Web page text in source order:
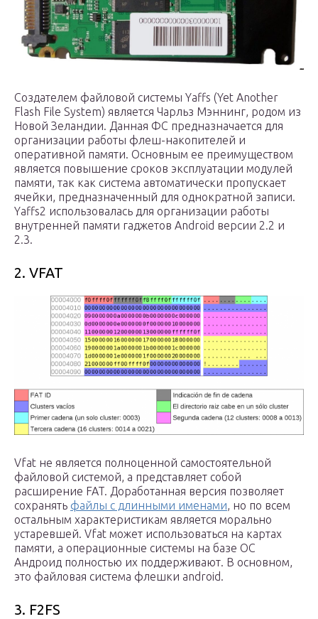
Создателем файловой системы Yaffs (Yet Another
Flash File System) является Чарльз Мэннинг, родом из
Новой Зеландии. Данная ФС предназначается для
организации работы флеш-накопителей и
оперативной памяти. Основным ее преимуществом
является повышение сроков эксплуатации модулей
памяти, так как система автоматически пропускает
ячейки, предназначенный для однократной записи.
Yaffs2 использовалась для организации работы
внутренней памяти гаджетов Android версии 2.2 и
2.3.
2. VFAT
Vfat не является полноценной самостоятельной
файловой системой, а представляет собой
расширение FAT. Доработанная версия позволяет
сохранять файлы с длинными именами, но по всем
остальным характеристикам является морально
устаревшей. Vfat может использоваться на картах
памяти, а операционные системы на базе ОС
Андроид полностью их поддерживают. В основном,
это файловая система флешки android.
3. F2FS